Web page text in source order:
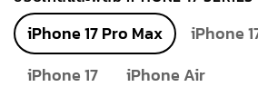
iPhone 17 Pro Max
iPhone
iPhone 17
iPhone Air